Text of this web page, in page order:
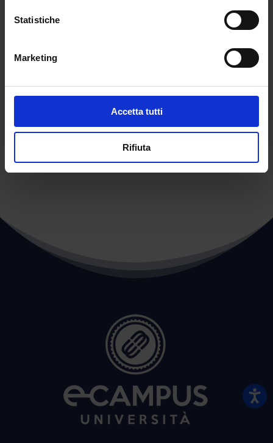
Statistiche
Marketing
Accetta tutti
Rifiuta
assicurare un’effettiva inclusione agli alunni
con disabilità e con altri bisogni educativi
avevamo proposto con forza noi nel
Abstract articolo di Redazione
←POST PRECEDENTE POST SUCCESSIVO→